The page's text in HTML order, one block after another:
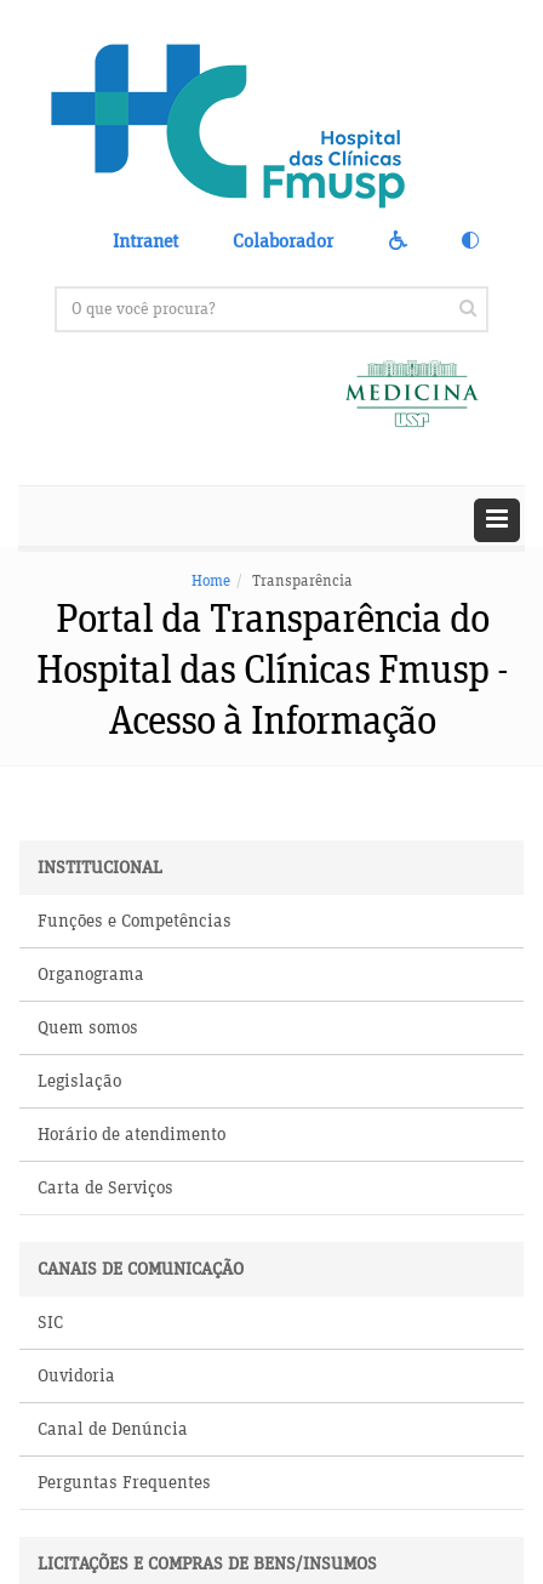
Intranet Colaborador
Home Transparência
Portal da Transparência do
Hospital das Clínicas Fmusp -
Acesso à Informação
INSTITUCIONAL
Funções e Competências
Organograma
Quem somos
Legislação
Horário de atendimento
Carta de Serviços
CANAIS DE COMUNICAÇÃO
SIC
Ouvidoria
Canal de Denúncia
Perguntas Frequentes
LICITAÇÕES E COMPRAS DE BENS/INSUMOS